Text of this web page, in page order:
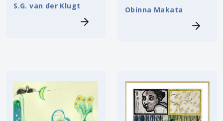
S.G. van der Klugt Obinna Makata